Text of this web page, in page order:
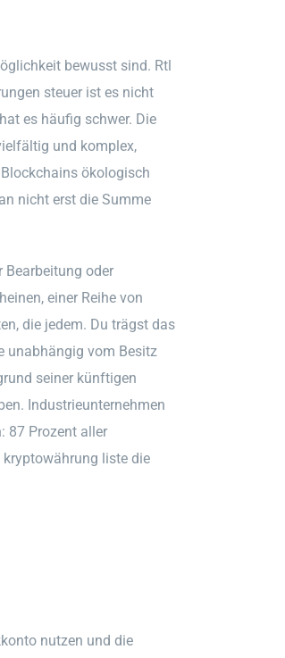
bewusst sind. Rtl
steuer ist es nicht
es häufig schwer. Die
und komplex,
ökologisch
nicht erst die Summe
Bearbeitung oder
einer Reihe von
die jedem. Du trägst das
unabhängig vom Besitz
seiner künftigen
Industrieunternehmen
87 Prozent aller
kryptowährung liste die
nutzen und die